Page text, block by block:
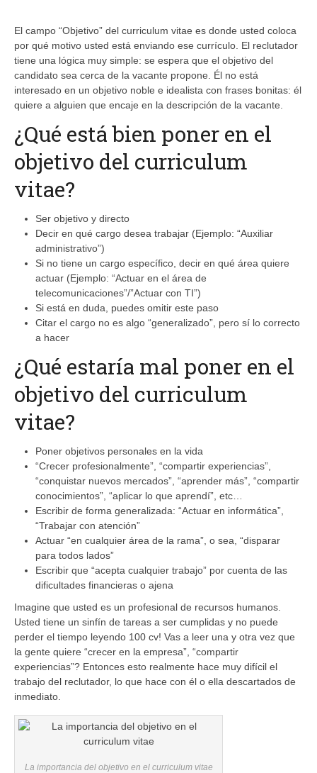
El campo “Objetivo” del curriculum vitae es donde usted coloca
por qué motivo usted está enviando ese currículo. El reclutador
tiene una lógica muy simple: se espera que el objetivo del
candidato sea cerca de la vacante propone. Él no está
interesado en un objetivo noble e idealista con frases bonitas: él
quiere a alguien que encaje en la descripción de la vacante.
¿Qué está bien poner en el
objetivo del curriculum
vitae?
Ser objetivo y directo
Decir en qué cargo desea trabajar (Ejemplo: “Auxiliar
administrativo”)
Si no tiene un cargo específico, decir en qué área quiere
actuar (Ejemplo: “Actuar en el área de
telecomunicaciones”/”Actuar con TI”)
Si está en duda, puedes omitir este paso
Citar el cargo no es algo “generalizado”, pero sí lo correcto
a hacer
¿Qué estaría mal poner en el
objetivo del curriculum
vitae?
Poner objetivos personales en la vida
“Crecer profesionalmente”, “compartir experiencias”,
“conquistar nuevos mercados”, “aprender más”, “compartir
conocimientos”, “aplicar lo que aprendí”, etc…
Escribir de forma generalizada: “Actuar en informática”,
“Trabajar con atención”
Actuar “en cualquier área de la rama”, o sea, “disparar
para todos lados”
Escribir que “acepta cualquier trabajo” por cuenta de las
dificultades financieras o ajena
Imagine que usted es un profesional de recursos humanos.
Usted tiene un sinfín de tareas a ser cumplidas y no puede
perder el tiempo leyendo 100 cv! Vas a leer una y otra vez que
la gente quiere “crecer en la empresa”, “compartir
experiencias”? Entonces esto realmente hace muy difícil el
trabajo del reclutador, lo que hace con él o ella descartados de
inmediato.
La importancia del objetivo en el curriculum vitae